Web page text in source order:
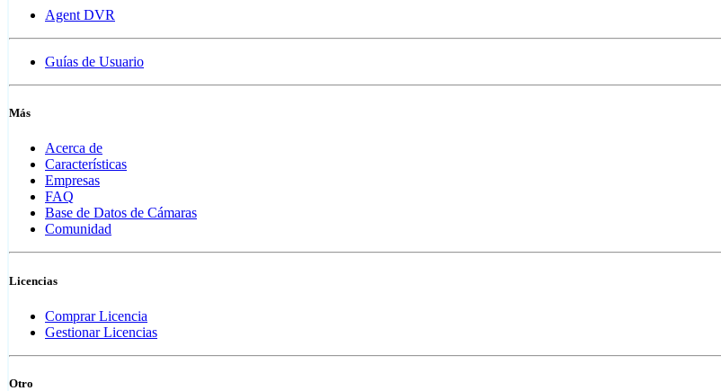
Agent DVR
Guías de Usuario
Más
Acerca de
Características
Empresas
FAQ
Base de Datos de Cámaras
Comunidad
Licencias
Comprar Licencia
Gestionar Licencias
Otro